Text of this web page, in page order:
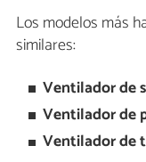
Los modelos más
similares:
Ventilador de
Ventilador de
Ventilador de